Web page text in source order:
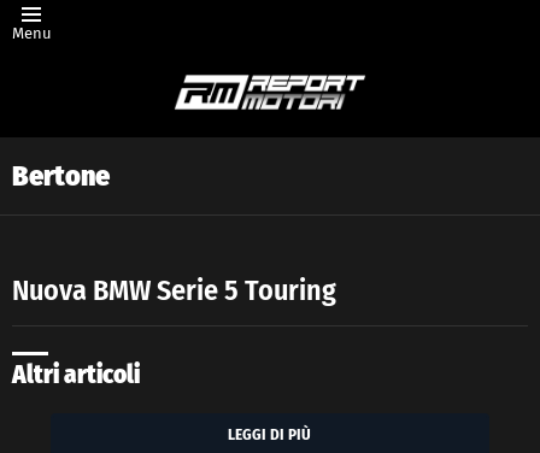
Menu
Bertone
Latest
story
Nuova BMW Serie 5 Touring
Altri articoli
LEGGI DI PIÙ